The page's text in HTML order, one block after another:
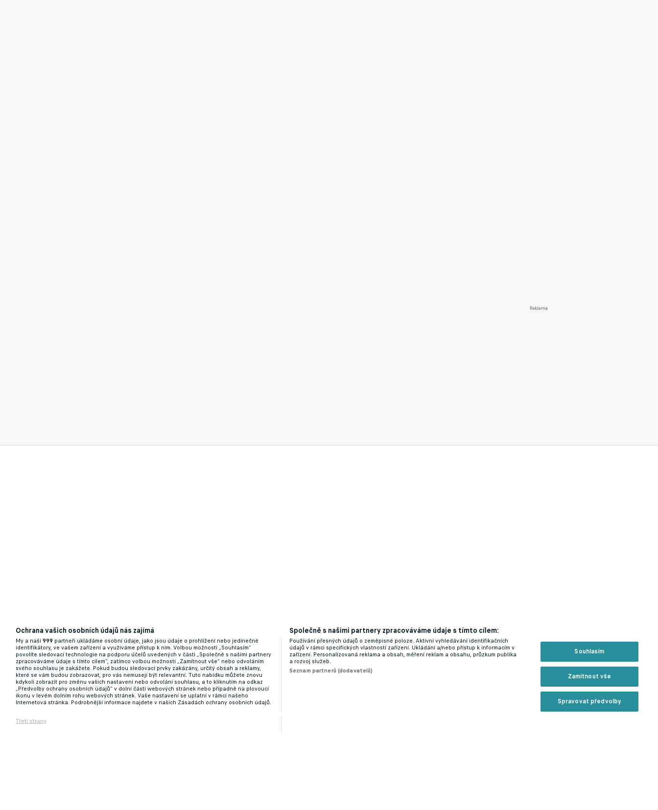
Reklama
Ochrana vašich osobních údajů nás zajímá
My a naši 999 partneři ukládáme osobní údaje, jako jsou údaje o prohlížení nebo jedinečné
identifikátory, ve vašem zařízení a využíváme přístup k nim. Volbou možnosti „Souhlasím“
povolíte sledovací technologie na podporu účelů uvedených v části „Společně s našimi partnery
zpracováváme údaje s tímto cílem“, zatímco volbou možnosti „Zamítnout vše“ nebo odvoláním
svého souhlasu je zakážete. Pokud budou sledovací prvky zakázány, určitý obsah a reklamy,
které se vám budou zobrazovat, pro vás nemusejí být relevantní. Tuto nabídku můžete znovu
kdykoli zobrazit pro změnu vašich nastavení nebo odvolání souhlasu, a to kliknutím na odkaz
„Předvolby ochrany osobních údajů“ v dolní části webových stránek nebo případně na plovoucí
ikonu v levém dolním rohu webových stránek. Vaše nastavení se uplatní v rámci našeho
Internetová stránka. Podrobnější informace najdete v našich Zásadách ochrany osobních údajů.
Třetí strany
Společně s našimi partnery zpracováváme údaje s tímto cílem:
Používání přesných údajů o zeměpisné poloze. Aktivní vyhledávání identifikačních
údajů v rámci specifických vlastností zařízení. Ukládání a/nebo přístup k informacím v
zařízení. Personalizovaná reklama a obsah, měření reklam a obsahu, průzkum publika
a rozvoj služeb.
Seznam partnerů (dodavatelů)
Souhlasím
Zamítnout vše
Spravovat předvolby